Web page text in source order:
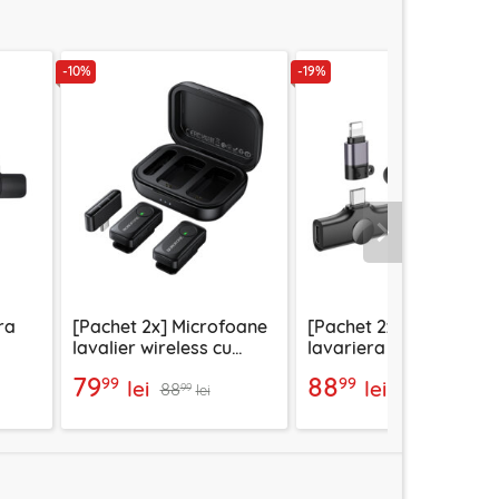
-10%
[Pachet 2x] Microfoane
lavalier wireless cu
Lemai, BFK17
7999 lei 8899 lei
-19%
[Pachet 2x] Microfon
lavariera wireless
8899 lei